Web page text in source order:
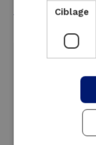
votreCiblage